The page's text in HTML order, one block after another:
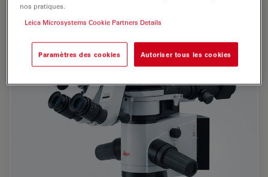
nos pratiques.
Leica Microsystems Cookie Partners Details
Paramètres des cookies Autoriser tous les cookies